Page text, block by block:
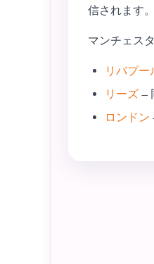
信されます。
マンチェス
リバプー
リーズ –
ロンドン